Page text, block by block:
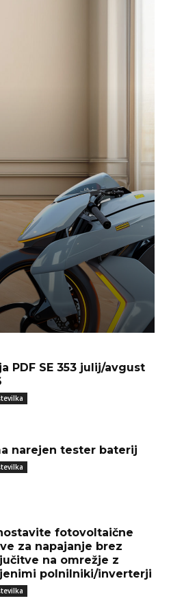
PDF SE 353 julij/avgust
narejen tester baterij
fotovoltaične
za napajanje brez
na omrežje z
polnilniki/inverterji